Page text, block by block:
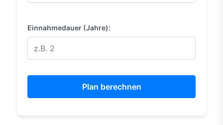
Einnahmedauer (Jahre):
Plan berechnen